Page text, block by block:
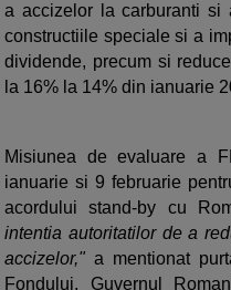
a accizelor la carburanti si
constructiile speciale si a
dividende, precum si
la 16% la 14% din ianuarie
Misiunea de evaluare a
ianuarie si 9 februarie
acordului stand-by cu
intentia autoritatilor de a
accizelor," a mentionat
Fondului, Guvernul